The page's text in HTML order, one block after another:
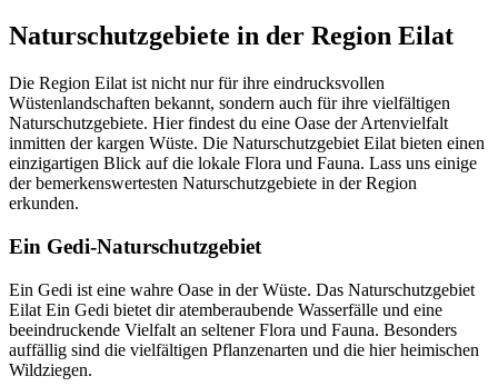
Naturschutzgebiete in der Region Eilat
Die Region Eilat ist nicht nur für ihre eindrucksvollen
Wüstenlandschaften bekannt, sondern auch für ihre vielfältigen
Naturschutzgebiete. Hier findest du eine Oase der Artenvielfalt
inmitten der kargen Wüste. Die Naturschutzgebiet Eilat bieten einen
einzigartigen Blick auf die lokale Flora und Fauna. Lass uns einige
der bemerkenswertesten Naturschutzgebiete in der Region
erkunden.
Ein Gedi-Naturschutzgebiet
Ein Gedi ist eine wahre Oase in der Wüste. Das Naturschutzgebiet
Eilat Ein Gedi bietet dir atemberaubende Wasserfälle und eine
beeindruckende Vielfalt an seltener Flora und Fauna. Besonders
auffällig sind die vielfältigen Pflanzenarten und die hier heimischen
Wildziegen.